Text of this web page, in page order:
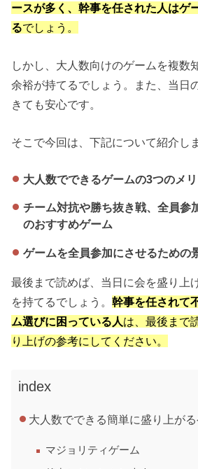
ースが多く、幹事を任された人はゲ
るでしょう。
しかし、大人数向けのゲームを複数
余裕が持てるでしょう。また、当日
きても安心です。
そこで今回は、下記について紹介し
大人数でできるゲームの3つのメリ
チーム対抗や勝ち抜き戦、全員参
のおすすめゲーム
ゲームを全員参加にさせるための
最後まで読めば、当日に会を盛り上
を持てるでしょう。幹事を任されて
ム選びに困っている人は、最後まで
り上げの参考にしてください。
index
大人数でできる簡単に盛り上が
マジョリティゲーム